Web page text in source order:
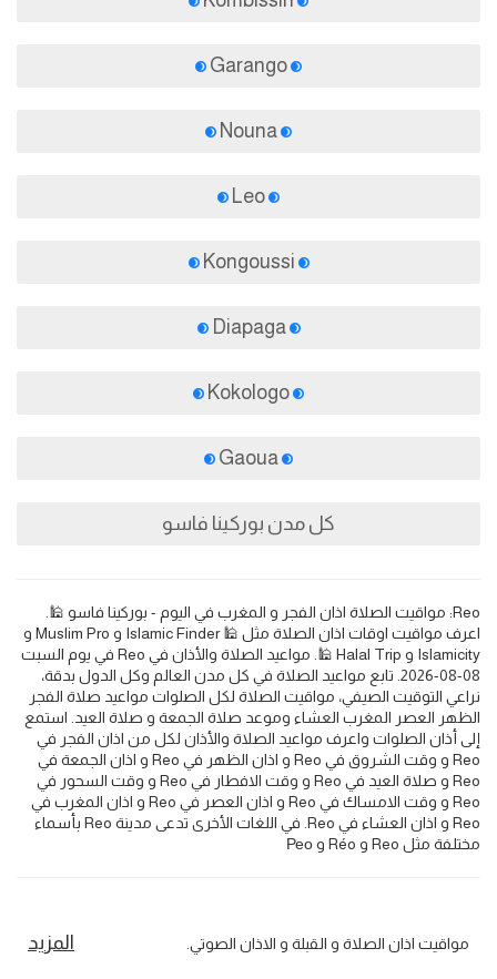
Diapaga
كل مدن بوركينا فاسو
Reo: مواقيت الصلاة اذان الفجر و المغرب في اليوم - بوركينا فاسو 🕌.
اعرف مواقيت اوقات اذان الصلاة مثل 🕌 Islamic Finder و Muslim Pro و
Islamicity و Halal Trip 🕌. مواعيد الصلاة والأذان في Reo في يوم السبت
08-08-2026. تابع مواعيد الصلاة في كل مدن العالم وكل الدول بدقة،
نراعي التوقيت الصيفي، مواقيت الصلاة لكل الصلوات مواعيد صلاة الفجر
الظهر العصر المغرب العشاء وموعد صلاة الجمعة و صلاة العيد. استمع
إلى أذان الصلوات واعرف مواعيد الصلاة والأذان لكل من اذان الفجر في
Reo و وقت الشروق في Reo و اذان الظهر في Reo و اذان الجمعة في
Reo و صلاة العيد في Reo و وقت الافطار في Reo و وقت السحور في
Reo و وقت الامساك في Reo و اذان العصر في Reo و اذان المغرب في
Reo و اذان العشاء في Reo. في اللغات الأخرى تدعى مدينة Reo بأسماء
مختلفة مثل Reo و Réo و Рео
مواقيت اذان الصلاة و القبلة و الاذان الصوتي. المزيد